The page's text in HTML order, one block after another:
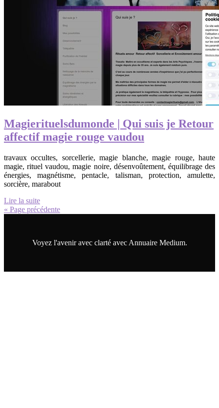
Magierituelsdumonde | Qui suis je Retour
affectif magie rouge vaudou
travaux occultes, sorcellerie, magie blanche, magie rouge, haute
magie, rituel vaudou, magie noire, désenvoûtement, équilibrage des
énergies, magnétisme, pentacle, talisman, protection, amulette,
sorcière, marabout
Lire la suite
« Page précédente
Voyez l'avenir avec clarté avec Annuaire Medium.